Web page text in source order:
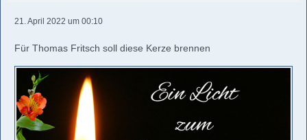
21. April 2022 um 00:10
Für Thomas Fritsch soll diese Kerze brennen